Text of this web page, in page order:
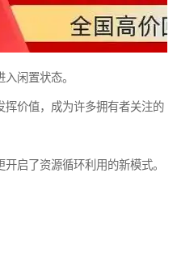
闲置状态。
价值，成为许多拥有者关注的
启了资源循环利用的新模式。